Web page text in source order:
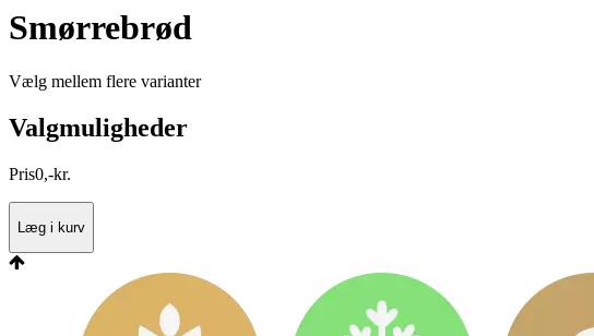
Smørrebrød
Vælg mellem flere varianter
Valgmuligheder
Pris0,-kr.
Læg i kurv